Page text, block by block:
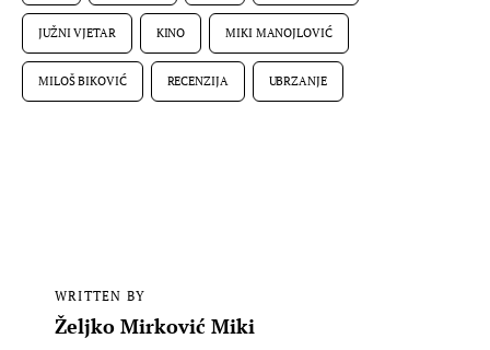
JUŽNI VJETAR KINO MIKI MANOJLOVIĆ
MILOŠ BIKOVIĆ RECENZIJA UBRZANJE
WRITTEN BY
Željko Mirković Miki